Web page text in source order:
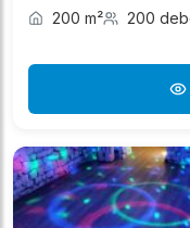
200 m² 200